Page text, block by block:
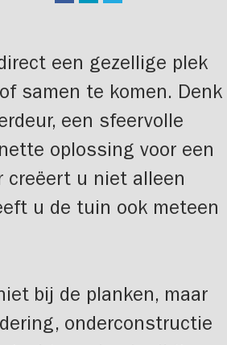
een gezellige plek
samen te komen. Denk
een sfeervolle
oplossing voor een
creëert u niet alleen
u de tuin ook meteen
bij de planken, maar
onderconstructie